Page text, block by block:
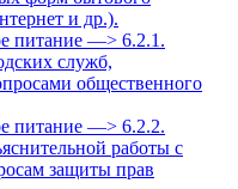
и др.).
питание —> 6.2.1.
служб,
общественного
питание —> 6.2.2.
работы с
защиты прав